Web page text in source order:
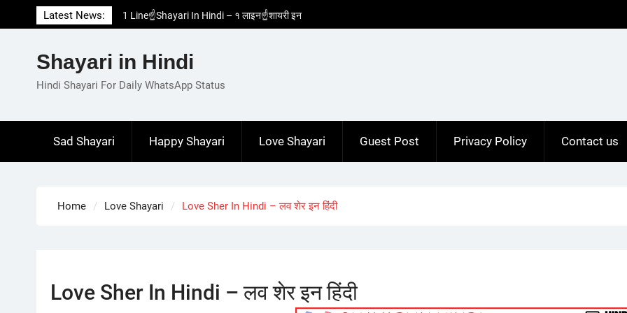
to
Latest News:
1 Line☝️Shayari In Hindi – १ लाइन☝️शायरी इन
हिंदी
Love😓Lines In Hindi – लव😓लाइन्स इन हिंदी
Romantic Love😽Status – रोमांटिक लव😽स्टेटस
Shayari in Hindi
Hindi Shayari For Daily WhatsApp Status
Sad Shayari Happy Shayari Love Shayari Guest Post Privacy Policy Contact us
Home Love Shayari Love Sher In Hindi – लव शेर इन हिंदी
Love Sher In Hindi – लव शेर इन हिंदी